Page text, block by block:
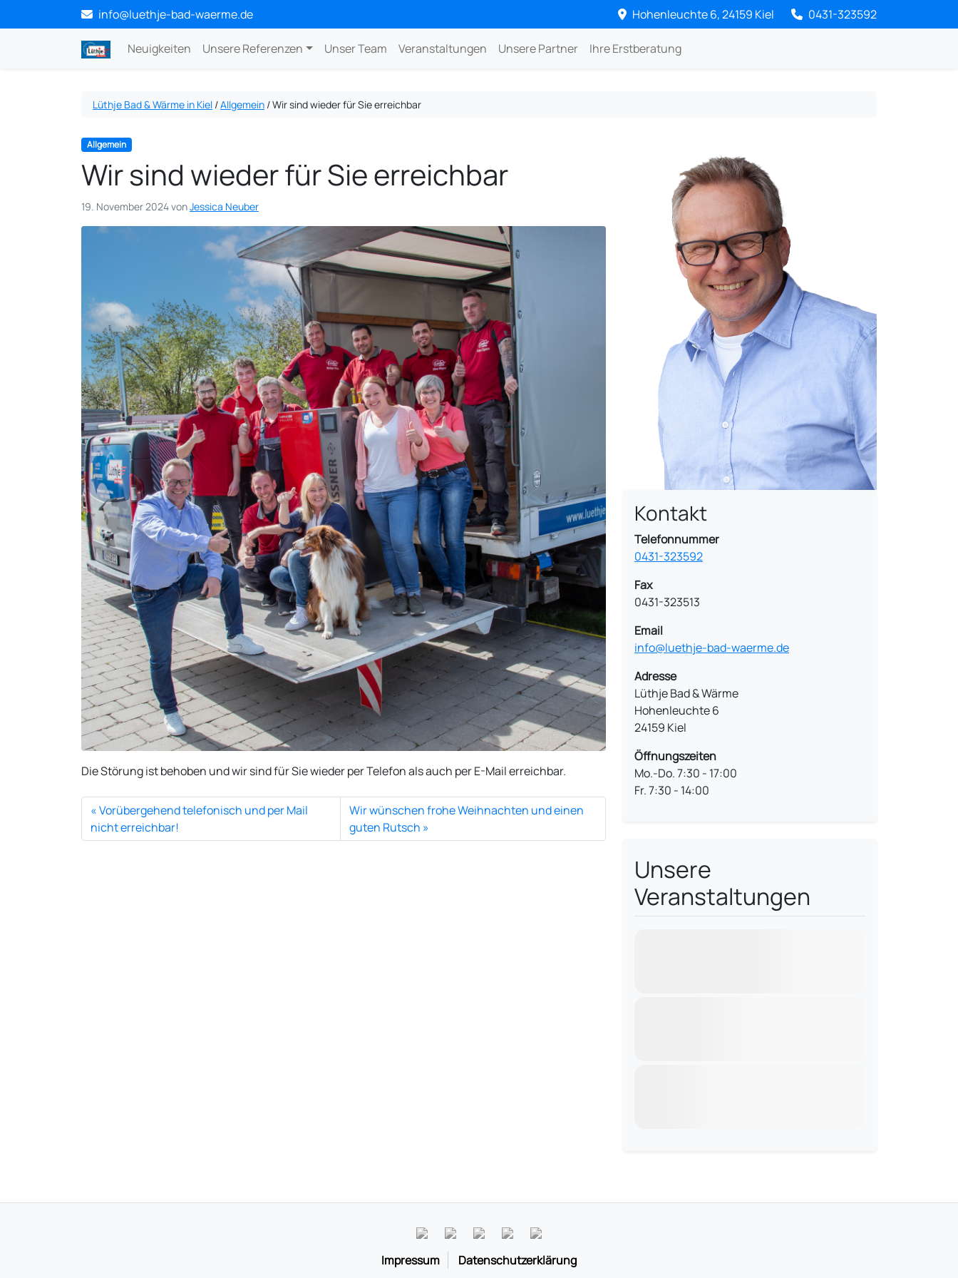
info@luethje-bad-waerme.de Hohenleuchte 6, 24159 Kiel 0431-323592
Neuigkeiten Unsere Referenzen Unser Team Veranstaltungen Unsere Partner Ihre Erstberatung
Lüthje Bad & Wärme in Kiel /Allgemein /Wir sind wieder für Sie erreichbar
Allgemein
Wir sind wieder für Sie erreichbar
19. November 2024vonJessica Neuber
Die Störung ist behoben und wir sind für Sie wieder per Telefon als auch per E-Mail erreichbar.
Vorübergehend telefonisch und per Mail
nicht erreichbar!
Wir wünschen frohe Weihnachten und einen
guten Rutsch
Kontakt
Telefonnummer
0431-323592
Fax
0431-323513
Email
info@luethje-bad-waerme.de
Adresse
Lüthje Bad & Wärme
Hohenleuchte 6
24159 Kiel
Öffnungszeiten
Mo.-Do. 7:30 - 17:00
Fr. 7:30 - 14:00
Unsere
Veranstaltungen
Impressum Datenschutzerklärung